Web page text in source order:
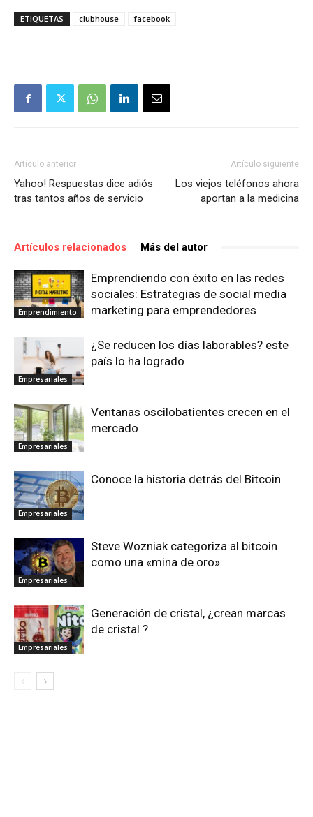
ETIQUETAS clubhouse facebook
Artículo anterior
Yahoo! Respuestas dice adiós
tras tantos años de servicio
Artículo siguiente
Los viejos teléfonos ahora
aportan a la medicina
Artículos relacionados Más del autor
Emprendimiento
Emprendiendo con éxito en las redes
sociales: Estrategias de social media
marketing para emprendedores
Empresariales
¿Se reducen los días laborables? este
país lo ha logrado
Empresariales
Ventanas oscilobatientes crecen en el
mercado
Empresariales
Conoce la historia detrás del Bitcoin
Empresariales
Steve Wozniak categoriza al bitcoin
como una «mina de oro»
Empresariales
Generación de cristal, ¿crean marcas
de cristal ?